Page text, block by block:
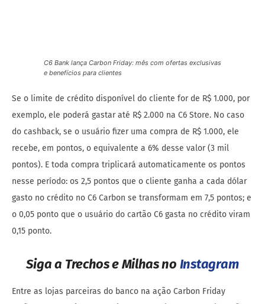
Se o limite de crédito disponível do cliente for de R$ 1.000, por
exemplo, ele poderá gastar até R$ 2.000 na C6 Store. No caso
do cashback, se o usuário fizer uma compra de R$ 1.000, ele
recebe, em pontos, o equivalente a 6% desse valor (3 mil
pontos). E toda compra triplicará automaticamente os pontos
nesse período: os 2,5 pontos que o cliente ganha a cada dólar
gasto no crédito no C6 Carbon se transformam em 7,5 pontos; e
o 0,05 ponto que o usuário do cartão C6 gasta no crédito viram
0,15 ponto.
Entre as lojas parceiras do banco na ação Carbon Friday
estão
Casas Bahia, Ponto Frio e Extra
, cujos produtos já estão